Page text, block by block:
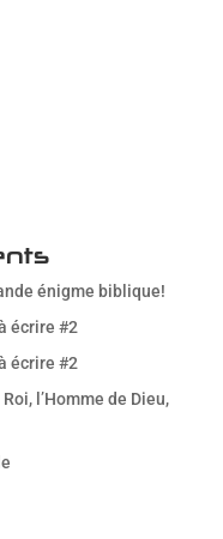
énigme biblique!
écrire #2
écrire #2
l’Homme de Dieu,